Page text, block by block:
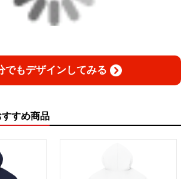
store/artist-ririkazetakeru
でもデザインしてみる
すめ商品